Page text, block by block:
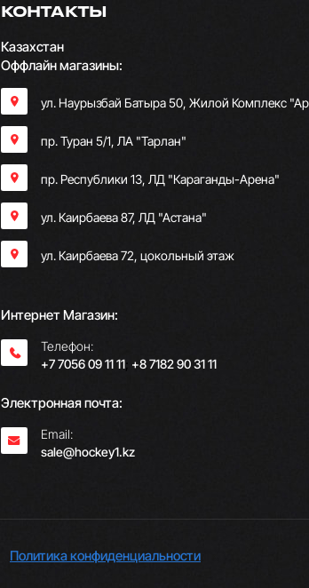
КОНТАКТЫ
Казахстан
Оффлайн магазины:
ул. Наурызбай Батыра 50, Жилой Комплекс
пр. Туран 5/1, ЛА "Тарлан"
пр. Республики 13, ​ЛД "Караганды-Арена"
ул. Каирбаева 87, ЛД "Астана"
ул. Каирбаева 72, цокольный этаж
Интернет Магазин:
Телефон:
+7 7056 09 11 11; +8 7182 90 31 11
Электронная почта:
Email:
sale@hockey1.kz
Политика конфиденциальности